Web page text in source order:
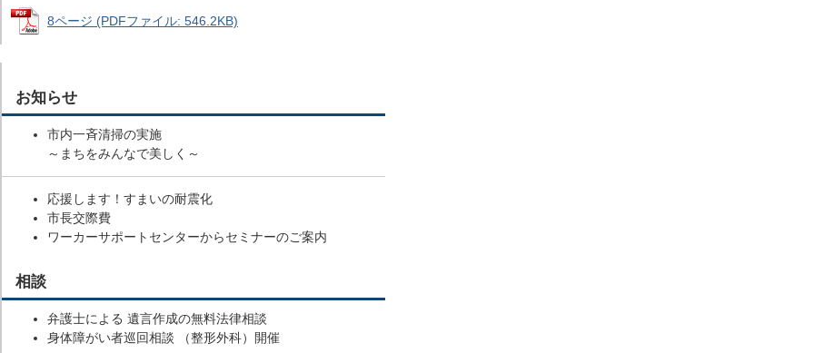
8ページ (PDFファイル: 546.2KB)
お知らせ
市内一斉清掃の実施
～まちをみんなで美しく～
応援します！すまいの耐震化
市長交際費
ワーカーサポートセンターからセミナーのご案内
相談
弁護士による 遺言作成の無料法律相談
身体障がい者巡回相談 （整形外科）開催